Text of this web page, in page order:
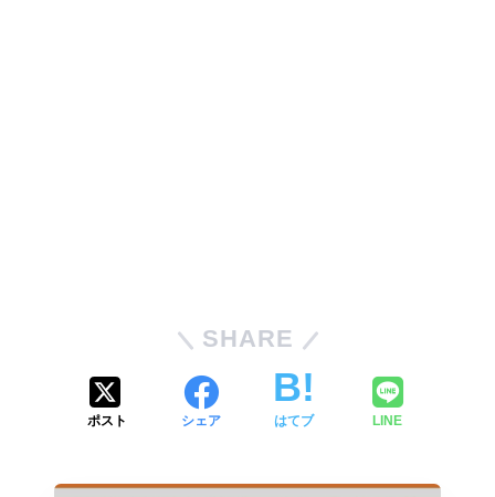
SHARE
ポスト シェア はてブ LINE